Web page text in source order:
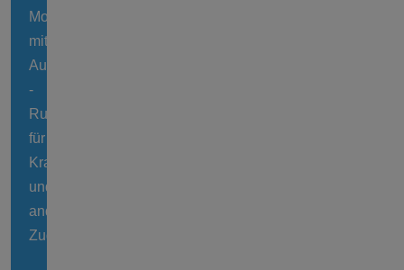
Moor
mit
Aussichtsturm
-
Ruheplatz
für
Kraniche
und
andere
Zugvögel